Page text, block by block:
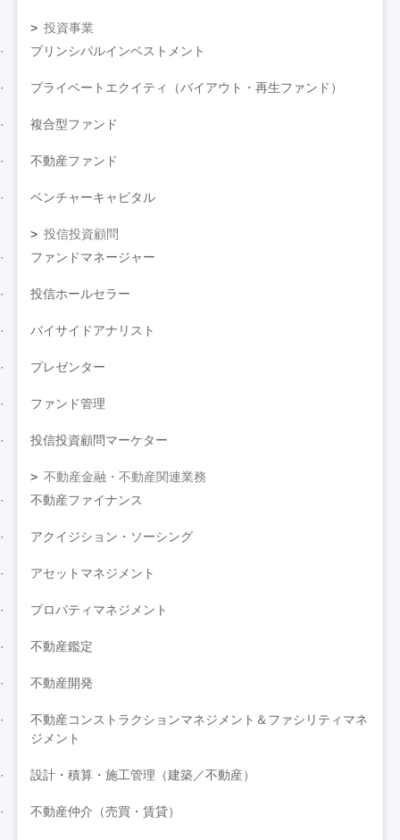
投資事業
プリンシパルインベストメント
プライベートエクイティ（バイアウト・再生ファンド）
複合型ファンド
不動産ファンド
ベンチャーキャピタル
投信投資顧問
ファンドマネージャー
投信ホールセラー
バイサイドアナリスト
プレゼンター
ファンド管理
投信投資顧問マーケター
不動産金融・不動産関連業務
不動産ファイナンス
アクイジション・ソーシング
アセットマネジメント
プロパティマネジメント
不動産鑑定
不動産開発
不動産コンストラクションマネジメント＆ファシリティマネ
ジメント
設計・積算・施工管理（建築／不動産）
不動産仲介（売買・賃貸）